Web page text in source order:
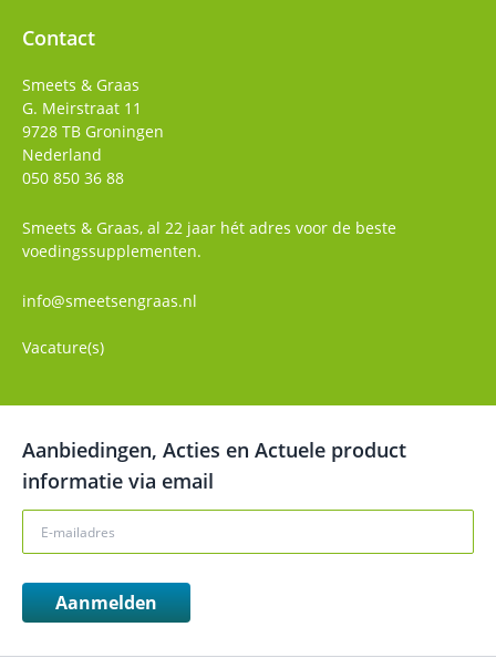
Contact
Smeets & Graas
G. Meirstraat 11
9728 TB Groningen
Nederland
050 850 36 88
Smeets & Graas, al 22 jaar hét adres voor de beste
voedingssupplementen.
info@smeetsengraas.nl
Vacature(s)
Aanbiedingen, Acties en Actuele product
informatie via email
Aanmelden